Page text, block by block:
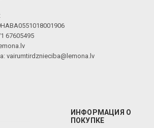
67605495
vairumtirdznieciba@lemona.lv
ИНФОРМАЦИЯ О
ПОКУПКЕ